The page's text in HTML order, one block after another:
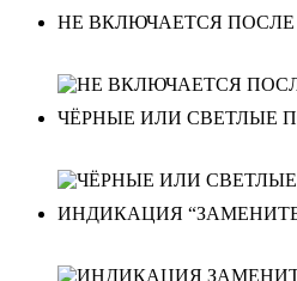
НЕ ВКЛЮЧАЕТСЯ
ЧЁРНЫЕ ИЛИ СВЕТЛЫЕ
ИНДИКАЦИЯ